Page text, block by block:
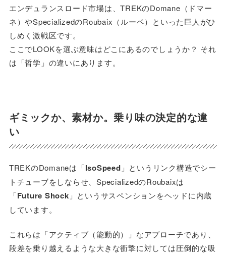
エンデュランスロード市場は、TREKのDomane（ドマー
ネ）やSpecializedのRoubaix（ルーベ）といった巨人がひ
しめく激戦区です。
ここでLOOKを選ぶ意味はどこにあるのでしょうか？ それ
は「哲学」の違いにあります。
ギミックか、素材か。乗り味の決定的な違
い
TREKのDomaneは「IsoSpeed 」というリンク構造でシー
トチューブをしならせ、SpecializedのRoubaixは
「Future Shock 」というサスペンションをヘッドに内蔵
しています。
これらは「アクティブ（能動的）」なアプローチであり、
段差を乗り越えるような大きな衝撃に対しては圧倒的な吸